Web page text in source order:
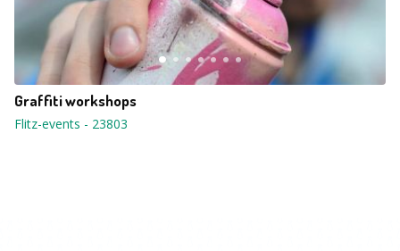
Graffiti workshops
Flitz-events - 23803